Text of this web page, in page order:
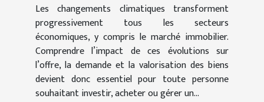
Les changements climatiques transforment
progressivement tous les secteurs
économiques, y compris le marché immobilier.
Comprendre l’impact de ces évolutions sur
l’offre, la demande et la valorisation des biens
devient donc essentiel pour toute personne
souhaitant investir, acheter ou gérer un...